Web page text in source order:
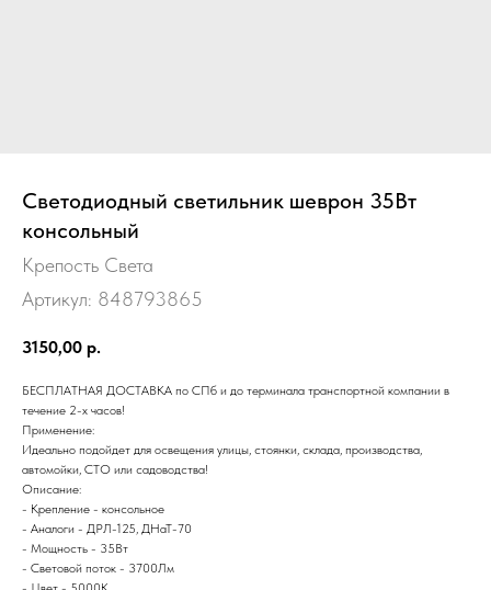
Светодиодный светильник шеврон 35Вт
консольный
Крепость Света
Артикул: 848793865
3150,00 р.
БЕСПЛАТНАЯ ДОСТАВКА по СПб и до терминала транспортной компании в
течение 2-х часов!
Применение:
Идеально подойдет для освещения улицы, стоянки, склада, производства,
автомойки, СТО или садоводства!
Описание:
- Крепление - консольное
- Аналоги - ДРЛ-125, ДНаТ-70
- Мощность - 35Вт
- Световой поток - 3700Лм